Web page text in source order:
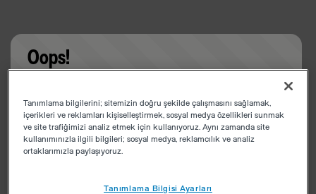
Oops!
app
Tanımlama bilgilerini; sitemizin doğru şekilde çalışmasını sağlamak,
içerikleri ve reklamları kişiselleştirmek, sosyal medya özellikleri sunmak
ve site trafiğimizi analiz etmek için kullanıyoruz. Aynı zamanda site
kullanımınızla ilgili bilgileri; sosyal medya, reklamcılık ve analiz
ortaklarımızla paylaşıyoruz.
Tanımlama Bilgisi Ayarları